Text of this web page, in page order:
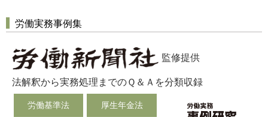
労働実務事例集
監修提供
法解釈から実務処理までのＱ＆Ａを分類収録
労働基準法 厚生年金法